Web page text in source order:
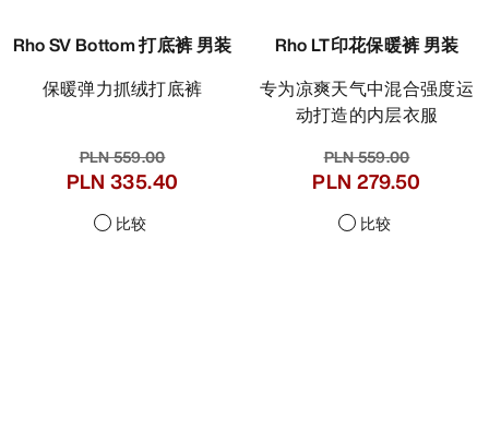
Rho SV Bottom 打底裤 男装
保暖弹力抓绒打底裤
PLN 559.00
PLN 335.40
比较
Rho LT印花保暖裤 男装
专为凉爽天气中混合强度运
动打造的内层衣服
PLN 559.00
PLN 279.50
比较